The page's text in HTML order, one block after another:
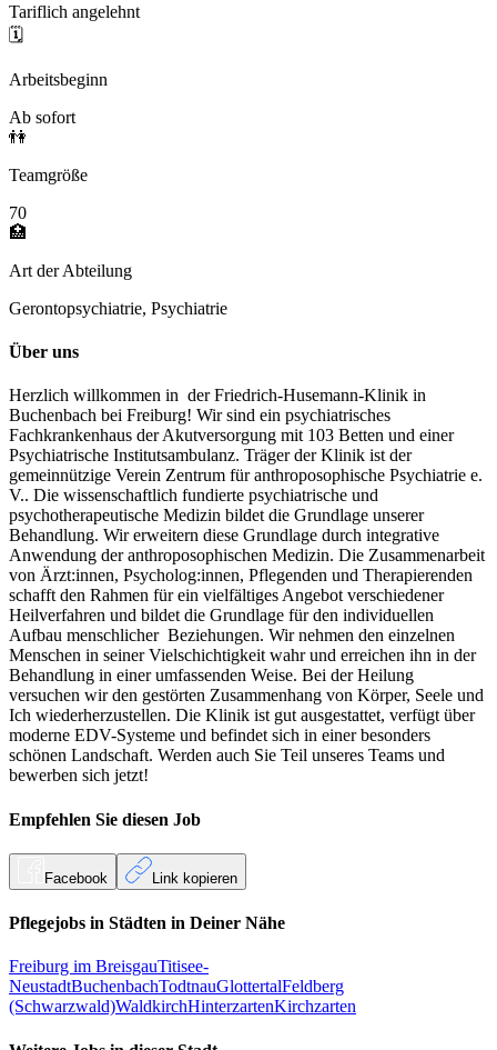
Tariflich angelehnt
🗓️
Arbeitsbeginn
Ab sofort
👫
Teamgröße
70
🏥
Art der Abteilung
Gerontopsychiatrie, Psychiatrie
Über uns
Herzlich willkommen in der Friedrich-Husemann-Klinik in
Buchenbach bei Freiburg! Wir sind ein psychiatrisches
Fachkrankenhaus der Akutversorgung mit 103 Betten und einer
Psychiatrische Institutsambulanz. Träger der Klinik ist der
gemeinnützige Verein Zentrum für anthroposophische Psychiatrie e.
V.. Die wissenschaftlich fundierte psychiatrische und
psychotherapeutische Medizin bildet die Grundlage unserer
Behandlung. Wir erweitern diese Grundlage durch integrative
Anwendung der anthroposophischen Medizin. Die Zusammenarbeit
von Ärzt:innen, Psycholog:innen, Pflegenden und Therapierenden
schafft den Rahmen für ein vielfältiges Angebot verschiedener
Heilverfahren und bildet die Grundlage für den individuellen
Aufbau menschlicher Beziehungen. Wir nehmen den einzelnen
Menschen in seiner Vielschichtigkeit wahr und erreichen ihn in der
Behandlung in einer umfassenden Weise. Bei der Heilung
versuchen wir den gestörten Zusammenhang von Körper, Seele und
Ich wiederherzustellen. Die Klinik ist gut ausgestattet, verfügt über
moderne EDV-Systeme und befindet sich in einer besonders
schönen Landschaft. Werden auch Sie Teil unseres Teams und
bewerben sich jetzt!
Empfehlen Sie diesen Job
Facebook Link kopieren
Pflegejobs in Städten in Deiner Nähe
Freiburg im BreisgauTitisee-
NeustadtBuchenbachTodtnauGlottertalFeldberg
(Schwarzwald)WaldkirchHinterzartenKirchzarten